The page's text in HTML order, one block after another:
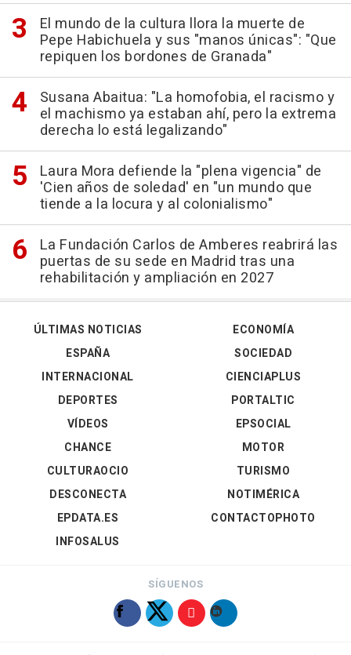
El mundo de la cultura llora la muerte de
Pepe Habichuela y sus "manos únicas": "Que
repiquen los bordones de Granada"
Susana Abaitua: "La homofobia, el racismo y
el machismo ya estaban ahí, pero la extrema
derecha lo está legalizando"
Laura Mora defiende la "plena vigencia" de
'Cien años de soledad' en "un mundo que
tiende a la locura y al colonialismo"
La Fundación Carlos de Amberes reabrirá las
puertas de su sede en Madrid tras una
rehabilitación y ampliación en 2027
ÚLTIMAS NOTICIAS
ESPAÑA
INTERNACIONAL
DEPORTES
VÍDEOS
ECONOMÍA
SOCIEDAD
CIENCIAPLUS
PORTALTIC
EPSOCIAL
CHANCE
CULTURAOCIO
DESCONECTA
EPDATA.ES
INFOSALUS
MOTOR
TURISMO
NOTIMÉRICA
CONTACTOPHOTO
SÍGUENOS